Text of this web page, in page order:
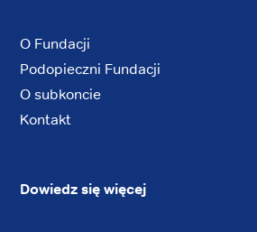
O Fundacji
Podopieczni Fundacji
O subkoncie
Kontakt
Dowiedz się więcej